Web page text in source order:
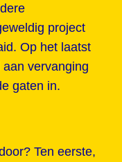
project
Op het laatst
vervanging
gaten in.
Ten eerste,